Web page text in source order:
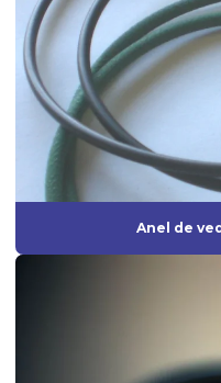
Fornecedor de diafragma
Fornecedor de mangueira de
Fornecedor de vedação de
Fornecedores de borrachas
Fornecedores de peças de
Anel de